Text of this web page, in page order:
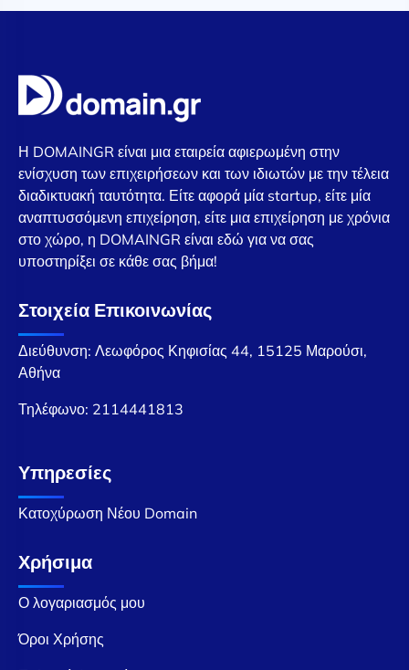
Η DOMAINGR είναι μια εταιρεία αφιερωμένη στην
ενίσχυση των επιχειρήσεων και των ιδιωτών με την τέλεια
διαδικτυακή ταυτότητα. Είτε αφορά μία startup, είτε μία
αναπτυσσόμενη επιχείρηση, είτε μια επιχείρηση με χρόνια
στο χώρο, η DOMAINGR είναι εδώ για να σας
υποστηρίξει σε κάθε σας βήμα!
Στοιχεία Επικοινωνίας
Διεύθυνση: Λεωφόρος Κηφισίας 44, 15125 Μαρούσι,
Αθήνα
Τηλέφωνο: 2114441813
Υπηρεσίες
Κατοχύρωση Νέου Domain
Χρήσιμα
Ο λογαριασμός μου
Όροι Χρήσης